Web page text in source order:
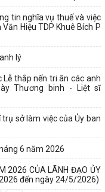
tin nghĩa vụ thuế và việc
Hiệu TDP Khuê Bích P
lý
Lễ thắp nến tri ân các anh
Thương binh - Liệt sĩ
sở làm việc của Ủy ban
6 năm 2026
2026 CỦA LÃNH ĐẠO ỦY
đến ngày 24/5/2026)